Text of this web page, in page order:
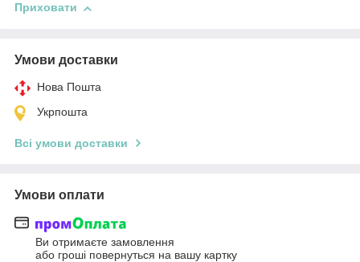
Приховати
Умови доставки
Нова Пошта
Укрпошта
Всі умови доставки
Умови оплати
Ви отримаєте замовлення
або гроші повернуться на вашу картку